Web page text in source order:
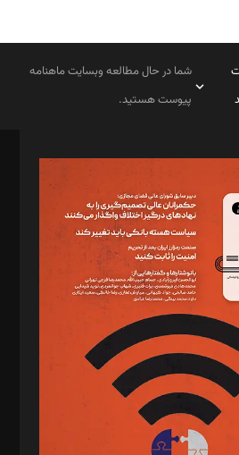
شما در حال مطالعه وبسایت ماهنامه
پیوست هستید.
رجبی
ایپکچی
برهمند، یسنا امان‌پور، سروش کرمیان،
رجبی، زهرا فکرانه، فائزه فتحی